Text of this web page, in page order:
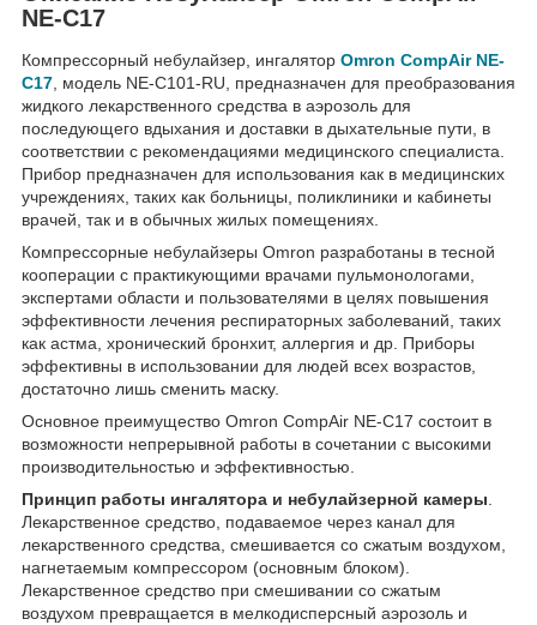
NE-C17
Компрессорный небулайзер, ингалятор Omron CompAir NE-
C17, модель NE-C101-RU, предназначен для преобразования
жидкого лекарственного средства в аэрозоль для
последующего вдыхания и доставки в дыхательные пути, в
соответствии с рекомендациями медицинского специалиста.
Прибор предназначен для использования как в медицинских
учреждениях, таких как больницы, поликлиники и кабинеты
врачей, так и в обычных жилых помещениях.
Компрессорные небулайзеры Omron разработаны в тесной
кооперации с практикующими врачами пульмонологами,
экспертами области и пользователями в целях повышения
эффективности лечения респираторных заболеваний, таких
как астма, хронический бронхит, аллергия и др. Приборы
эффективны в использовании для людей всех возрастов,
достаточно лишь сменить маску.
Основное преимущество Omron CompAir NE-C17 состоит в
возможности непрерывной работы в сочетании с высокими
производительностью и эффективностью.
Принцип работы ингалятора и небулайзерной камеры.
Лекарственное средство, подаваемое через канал для
лекарственного средства, смешивается со сжатым воздухом,
нагнетаемым компрессором (основным блоком).
Лекарственное средство при смешивании со сжатым
воздухом превращается в мелкодисперсный аэрозоль и